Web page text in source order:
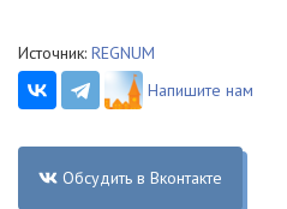
Источник: REGNUM
Напишите нам
Обсудить в Вконтакте